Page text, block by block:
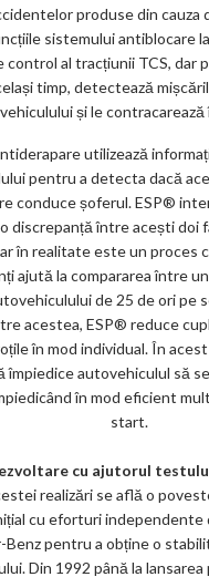
produse din cauza
sistemului antiblocare
control al tracțiunii TCS, dar
timp, detectează
și le contracarează
utilizează
pentru a detecta dacă
conduce șoferul. ESP®
discrepanță între acești doi
în realitate este un proces
ajută la compararea între
de 25 de ori pe
acestea, ESP® reduce
în mod individual. În
împiedice autovehiculul să
în mod eficient
start.
cu ajutorul
realizări se află o
cu eforturi independente
Benz pentru a obține o
Din 1992 până la lansarea